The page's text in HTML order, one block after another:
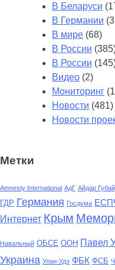
В Беларуси
В Германии
В мире (68)
В России
В России
Видео (2)
Мониторинг
Новости (481)
Новости
Метки
Amnesty International АдГ Айдар
ГДР Германия Госдума
Интернет Крым
Навальный ОБСЕ ООН Павел
Украина Улан-Удэ ФБК ФСБ